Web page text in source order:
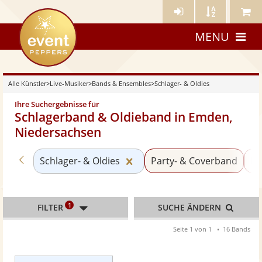
Künstler- Künstler Meine
eventpeppers
MENU
Alle Künstler>Live-Musiker>Bands & Ensembles>Schlager- & Oldies
Ihre Suchergebnisse für
Schlagerband & Oldieband in Emden,
Niedersachsen
Zurück zu «Bands & Ensembles»
Schlager- & Oldies Kategorie «Schlager- &
Party- & Coverband
FILTER 1 SUCHE ÄNDERN
Seite 1 von 1 16 Bands